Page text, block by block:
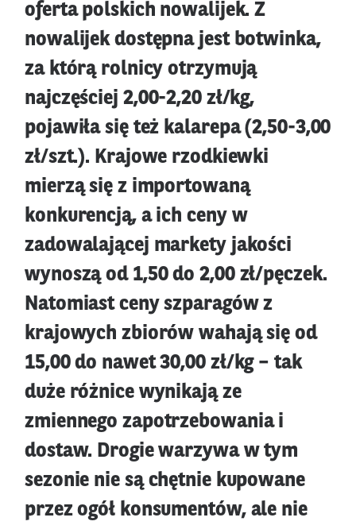
oferta polskich nowalijek. Z
nowalijek dostępna jest botwinka,
za którą rolnicy otrzymują
najczęściej 2,00-2,20 zł/kg,
pojawiła się też kalarepa (2,50-3,00
zł/szt.). Krajowe rzodkiewki
mierzą się z importowaną
konkurencją, a ich ceny w
zadowalającej markety jakości
wynoszą od 1,50 do 2,00 zł/pęczek.
Natomiast ceny szparagów z
krajowych zbiorów wahają się od
15,00 do nawet 30,00 zł/kg – tak
duże różnice wynikają ze
zmiennego zapotrzebowania i
dostaw. Drogie warzywa w tym
sezonie nie są chętnie kupowane
przez ogół konsumentów, ale nie